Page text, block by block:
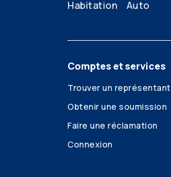
Habitation Auto
Comptes et services
Trouver un représentant
Obtenir une soumission
Faire une réclamation
Connexion